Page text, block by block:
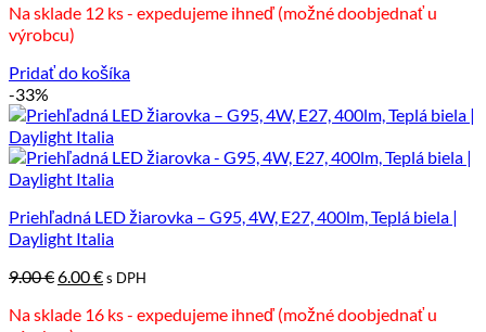
bola:
7.50 €.
je:
Na sklade 12 ks - expedujeme ihneď (možné doobjednať u
výrobcu)
Pridať do košíka
-33%
Priehľadná LED žiarovka – G95, 4W, E27, 400lm, Teplá biela |
Daylight Italia
9.00€Pôvodná
bola:
6.00€Aktuálna
je:
s DPH
Na sklade 16 ks - expedujeme ihneď (možné doobjednať u